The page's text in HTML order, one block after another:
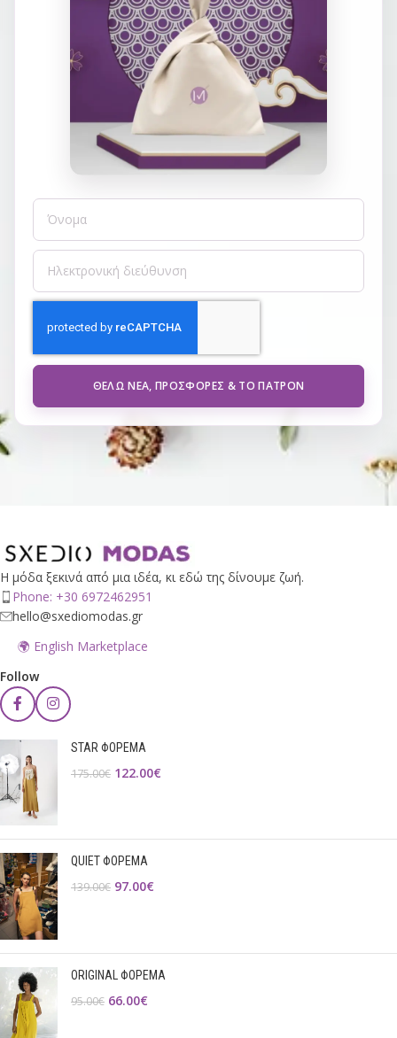
ΘΈΛΩ ΝΈΑ, ΠΡΟΣΦΟΡΈΣ & ΤΟ ΠΑΤΡΌΝ
Η μόδα ξεκινά από μια ιδέα, κι εδώ της δίνουμε ζωή.
Phone: +30 6972462951
hello@sxediomodas.gr
🌍 English Marketplace
Follow
STAR ΦΟΡΕΜΑ
175.00€ 122.00€
QUIET ΦΟΡΕΜΑ
139.00€ 97.00€
ORIGINAL ΦΟΡΕΜΑ
95.00€ 66.00€